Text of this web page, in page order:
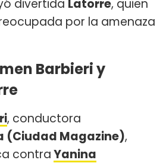
divertida Latorre, quien
por la amenaza
Barbieri y
, conductora
(Ciudad Magazine),
contraYanina